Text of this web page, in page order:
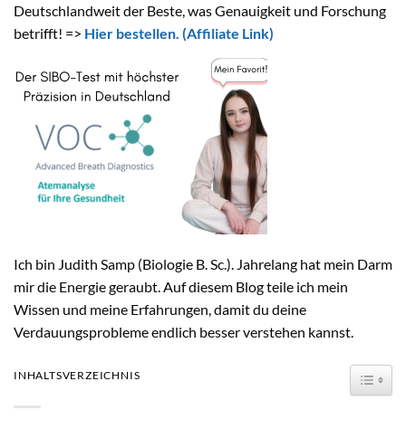
Deutschlandweit der Beste, was Genauigkeit und Forschung
betrifft! => Hier bestellen. (Affiliate Link)
Ich bin Judith Samp (Biologie B. Sc.). Jahrelang hat mein Darm
mir die Energie geraubt. Auf diesem Blog teile ich mein
Wissen und meine Erfahrungen, damit du deine
Verdauungsprobleme endlich besser verstehen kannst.
INHALTSVERZEICHNIS